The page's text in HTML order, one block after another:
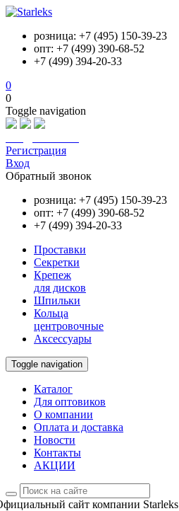
розница: +7 (495) 150-39-23
опт: +7 (499) 390-68-52
+7 (499) 394-20-33
0
0
Toggle navigation
Регистрация
Вход
Обратный звонок
розница: +7 (495) 150-39-23
опт: +7 (499) 390-68-52
+7 (499) 394-20-33
Проставки
Секретки
Крепеж
для дисков
Шпильки
Кольца
центровочные
Аксессуары
Toggle navigation
Каталог
Для оптовиков
О компании
Оплата и доставка
Новости
Контакты
АКЦИИ
сайт компании Starleks